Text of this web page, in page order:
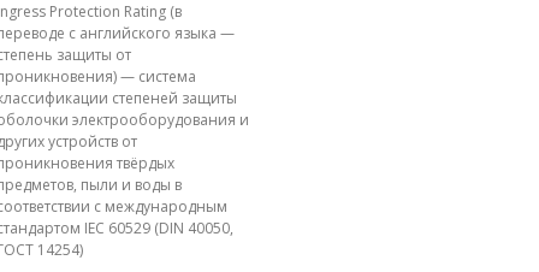
Protection Rating (в
с английского языка —
защиты от
— система
степеней защиты
электрооборудования и
устройств от
твёрдых
пыли и воды в
с международным
IEC 60529 (DIN 40050,
14254)